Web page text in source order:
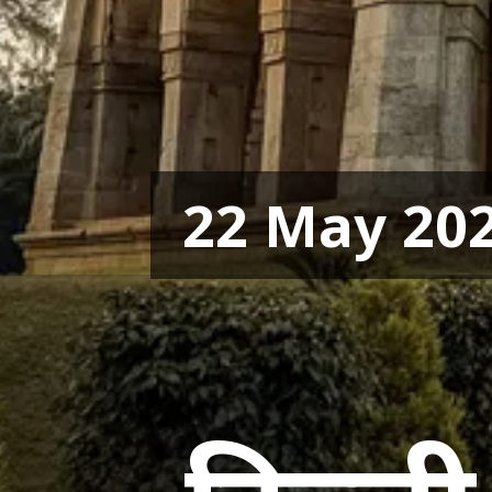
22 May